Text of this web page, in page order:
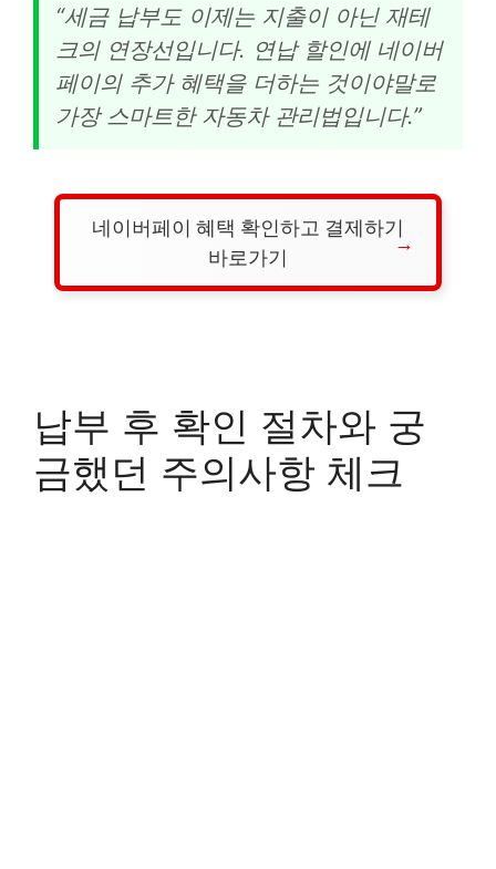
“세금 납부도 이제는 지출이 아닌 재테
크의 연장선입니다. 연납 할인에 네이버
페이의 추가 혜택을 더하는 것이야말로
가장 스마트한 자동차 관리법입니다.”
네이버페이 혜택 확인하고 결제하기
바로가기
납부 후 확인 절차와 궁
금했던 주의사항 체크